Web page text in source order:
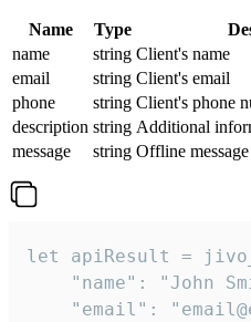
Name Type
name
string Client's name
email
string Client's email
phone
string Client's phone
description string Additional
message
string Offline
let apiResult =
"name": "John
"email":